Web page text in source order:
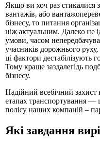
Якщо ви хоч раз стикалися
вантажів, або
бізнесу, то питання
ніж актуальним. Далеко не
умови, часом
учасників дорожнього руху,
ці фактори дестабілізують
Тому краще заздалегідь
бізнесу.
Надійний всебічний
етапах транспортування —
полісу наших компаній –
Які завдання